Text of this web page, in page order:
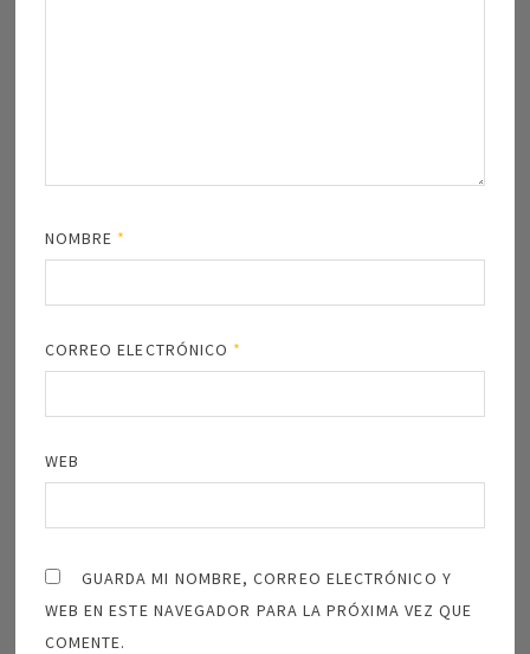
NOMBRE *
CORREO ELECTRÓNICO *
WEB
GUARDA MI NOMBRE, CORREO ELECTRÓNICO Y
WEB EN ESTE NAVEGADOR PARA LA PRÓXIMA VEZ QUE
COMENTE.